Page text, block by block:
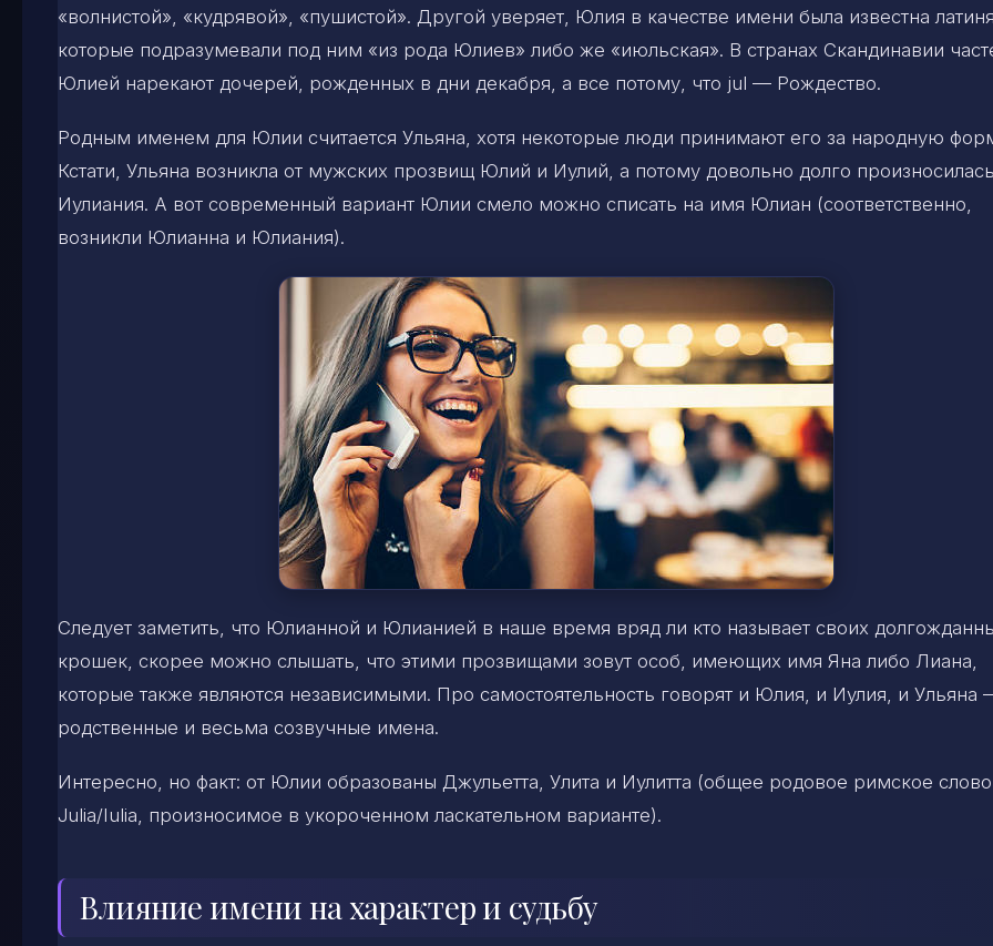
«волнистой», «кудрявой», «пушистой». Другой уверяет, Юлия в качестве имени была известна
которые подразумевали под ним «из рода Юлиев» либо же «июльская». В странах Скандинавии
Юлией нарекают дочерей, рожденных в дни декабря, а все потому, что jul — Рождество.
Родным именем для Юлии считается Ульяна, хотя некоторые люди принимают его за народную
Кстати, Ульяна возникла от мужских прозвищ Юлий и Иулий, а потому довольно долго
Иулиания. А вот современный вариант Юлии смело можно списать на имя Юлиан (соответственно,
возникли Юлианна и Юлиания).
Следует заметить, что Юлианной и Юлианией в наше время вряд ли кто называет своих
крошек, скорее можно слышать, что этими прозвищами зовут особ, имеющих имя Яна либо Лиана,
которые также являются независимыми. Про самостоятельность говорят и Юлия, и Иулия, и Ульяна
родственные и весьма созвучные имена.
Интересно, но факт: от Юлии образованы Джульетта, Улита и Иулитта (общее родовое римское слово
Julia/Iulia, произносимое в укороченном ласкательном варианте).
Влияние имени на характер и судьбу